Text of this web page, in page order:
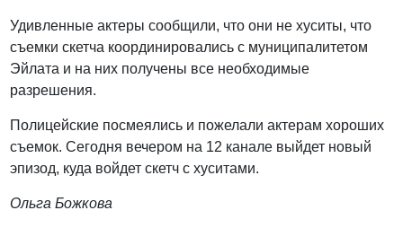
Удивленные актеры сообщили, что они не хуситы, что
съемки скетча координировались с муниципалитетом
Эйлата и на них получены все необходимые
разрешения.
Полицейские посмеялись и пожелали актерам хороших
съемок. Сегодня вечером на 12 канале выйдет новый
эпизод, куда войдет скетч с хуситами.
Ольга Божкова